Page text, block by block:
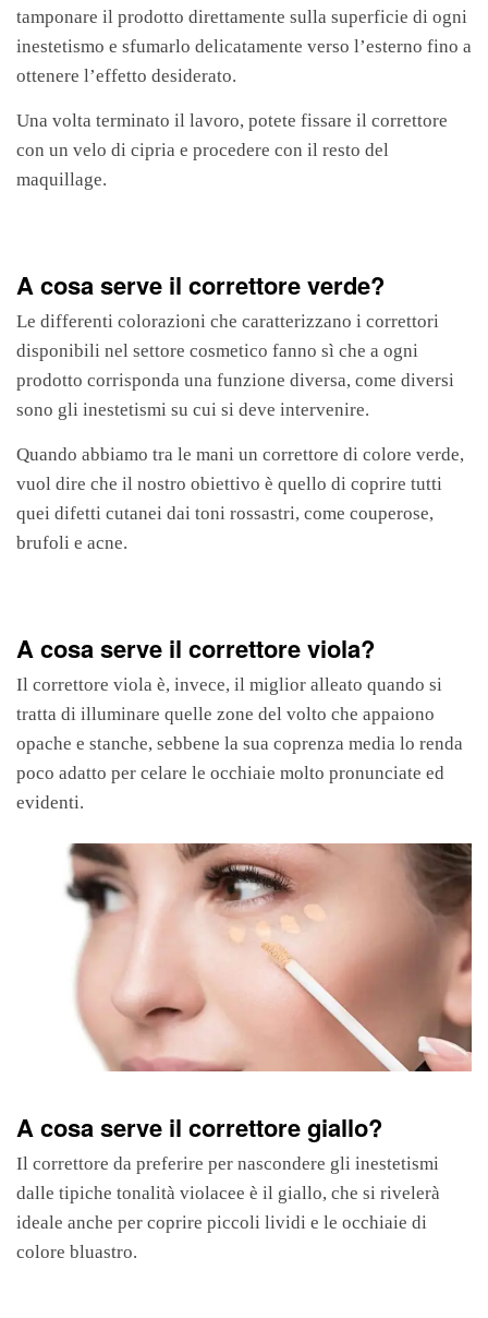
tamponare il prodotto direttamente sulla superficie di ogni
inestetismo e sfumarlo delicatamente verso l’esterno fino a
ottenere l’effetto desiderato.
Una volta terminato il lavoro, potete fissare il correttore
con un velo di cipria e procedere con il resto del
maquillage.
A cosa serve il correttore verde?
Le differenti colorazioni che caratterizzano i correttori
disponibili nel settore cosmetico fanno sì che a ogni
prodotto corrisponda una funzione diversa, come diversi
sono gli inestetismi su cui si deve intervenire.
Quando abbiamo tra le mani un correttore di colore verde,
vuol dire che il nostro obiettivo è quello di coprire tutti
quei difetti cutanei dai toni rossastri, come couperose,
brufoli e acne.
A cosa serve il correttore viola?
Il correttore viola è, invece, il miglior alleato quando si
tratta di illuminare quelle zone del volto che appaiono
opache e stanche, sebbene la sua coprenza media lo renda
poco adatto per celare le occhiaie molto pronunciate ed
evidenti.
A cosa serve il correttore giallo?
Il correttore da preferire per nascondere gli inestetismi
dalle tipiche tonalità violacee è il giallo, che si rivelerà
ideale anche per coprire piccoli lividi e le occhiaie di
colore bluastro.